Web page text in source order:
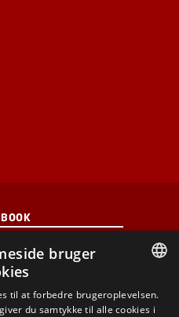
DANISH
bruger
til at forbedre brugeroplevelsen.
du samtykke til alle cookies i